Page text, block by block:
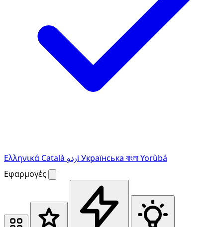
Ελληνικά Català Українська বাংলাYorùbá
Εφαρμογές